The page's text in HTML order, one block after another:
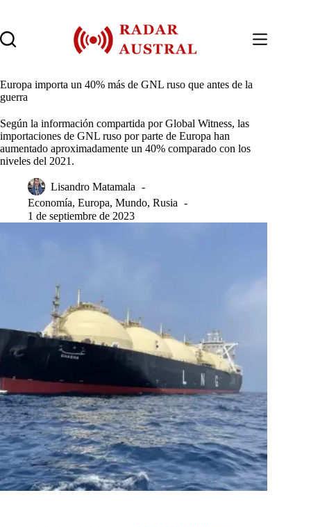
contenido
Europa importa un 40% más de GNL ruso que antes de la
guerra
Según la información compartida por Global Witness, las
importaciones de GNL ruso por parte de Europa han
aumentado aproximadamente un 40% comparado con los
niveles del 2021.
Lisandro Matamala
Economía, Europa, Mundo, Rusia
1 de septiembre de 2023